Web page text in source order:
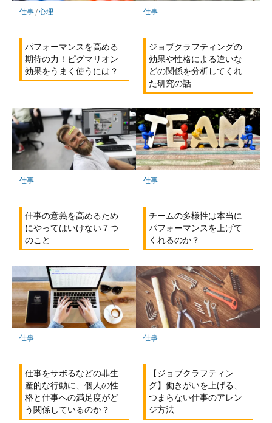
仕事/心理
パフォーマンスを高める
期待の力！ピグマリオン
効果をうまく使うには？
仕事
ジョブクラフティングの
効果や性格による違いな
どの関係を分析してくれ
た研究の話
仕事
仕事の意義を高めるため
にやってはいけない７つ
のこと
仕事
チームの多様性は本当に
パフォーマンスを上げて
くれるのか？
仕事
仕事をサボるなどの非生
産的な行動に、個人の性
格と仕事への満足度がど
う関係しているのか？
仕事
【ジョブクラフティン
グ】働きがいを上げる、
つまらない仕事のアレン
ジ方法